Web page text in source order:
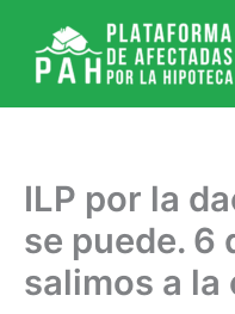
contenido
ILP por la
se puede. 6
salimos a la